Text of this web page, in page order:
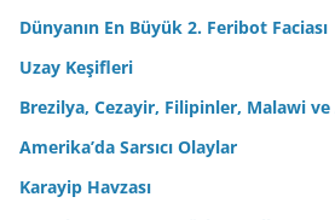
Dünyanın En Büyük 2. Feribot Faciası
Uzay Keşifleri
Brezilya, Cezayir, Filipinler, Malawi
Amerika’da Sarsıcı Olaylar
Karayip Havzası